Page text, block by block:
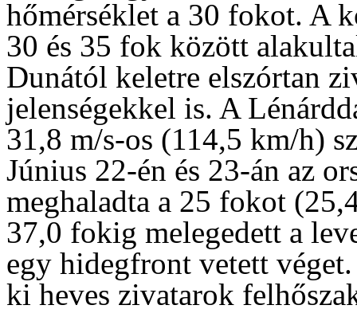
hőmérséklet a 30 fokot. A
30 és 35 fok között
Dunától keletre elszórtan
jelenségekkel is. A
31,8 m/s-os (114,5 km/h)
Június 22-én és 23-án az
meghaladta a 25 fokot
37,0 fokig melegedett a
egy hidegfront vetett
ki heves zivatarok